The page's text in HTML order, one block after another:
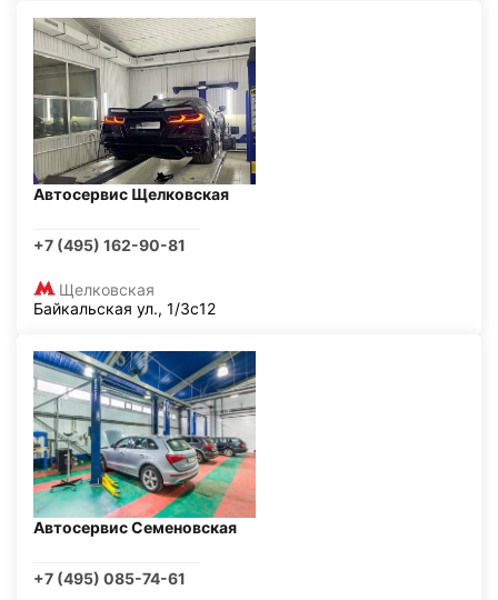
Автосервис Щелковская
+7 (495) 162-90-81
Щелковская
Байкальская ул., 1/3с12
Автосервис Семеновская
+7 (495) 085-74-61